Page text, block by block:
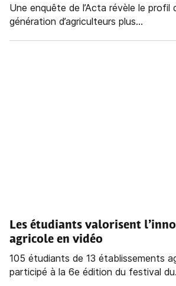
Une enquête de l’Acta révèle le profil
génération d’agriculteurs plus...
Les étudiants valorisent
agricole en vidéo
105 étudiants de 13 établissements
participé à la 6e édition du festival